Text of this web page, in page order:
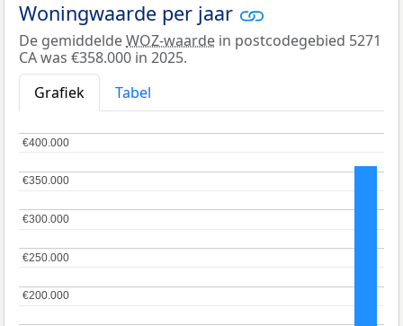
Woningwaarde per jaar
De gemiddeldeWOZ-waarde in postcodegebied 5271
CA was €358.000 in 2025.
Grafiek
Tabel
€200.000
€200.000
€250.000
€250.000
€300.000
€300.000
€350.000
€350.000
€400.000
€400.000